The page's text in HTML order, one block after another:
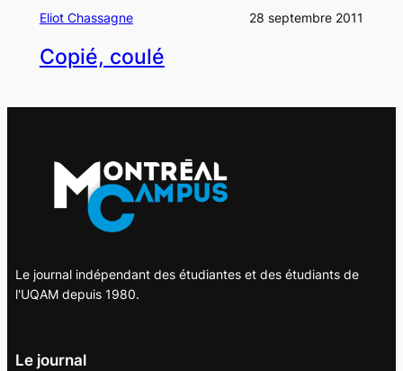
Eliot Chassagne 28 septembre 2011
Copié, coulé
Le journal indépendant des étudiantes et des étudiants de
l'UQAM depuis 1980.
Le journal